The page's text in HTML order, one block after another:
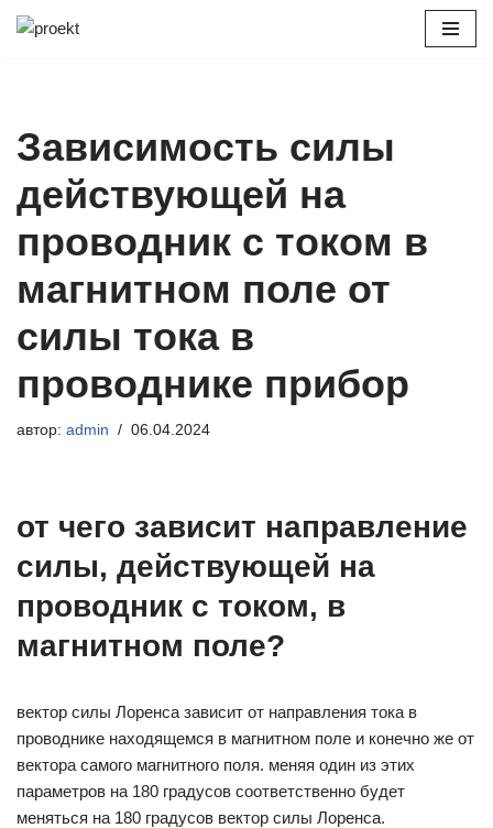
Зависимость силы
действующей на
проводник с током в
магнитном поле от
силы тока в
проводнике прибор
автор: admin 06.04.2024
от чего зависит направление
силы, действующей на
проводник с током, в
магнитном поле?
вектор силы Лоренса зависит от направления тока в
проводнике находящемся в магнитном поле и конечно же от
вектора самого магнитного поля. меняя один из этих
параметров на 180 градусов соответственно будет
меняться на 180 градусов вектор силы Лоренса.